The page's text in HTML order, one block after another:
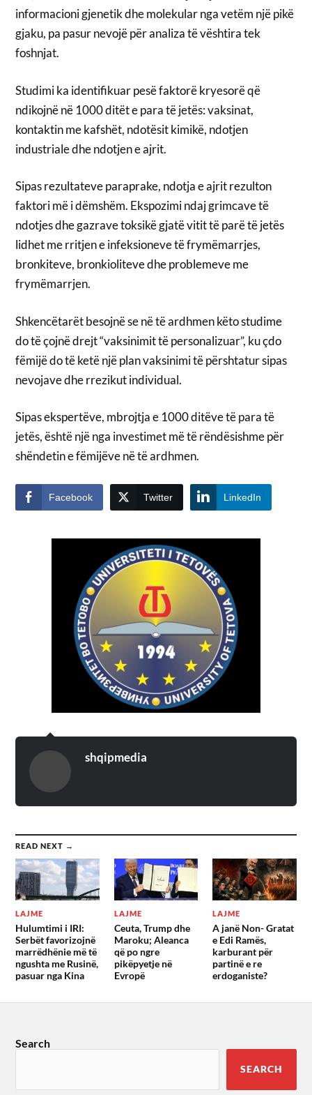
informacioni gjenetik dhe molekular nga vetëm një pikë
gjaku, pa pasur nevojë për analiza të vështira tek
foshnjat.
Studimi ka identifikuar pesë faktorë kryesorë që
ndikojnë në 1000 ditët e para të jetës: vaksinat,
kontaktin me kafshët, ndotësit kimikë, ndotjen
industriale dhe ndotjen e ajrit.
Sipas rezultateve paraprake, ndotja e ajrit rezulton
faktori më i dëmshëm. Ekspozimi ndaj grimcave të
ndotjes dhe gazrave toksikë gjatë vitit të parë të jetës
lidhet me rritjen e infeksioneve të frymëmarrjes,
bronkiteve, bronkioliteve dhe problemeve me
frymëmarrjen.
Shkencëtarët besojnë se në të ardhmen këto studime
do të çojnë drejt “vaksinimit të personalizuar”, ku çdo
fëmijë do të ketë një plan vaksinimi të përshtatur sipas
nevojave dhe rrezikut individual.
Sipas ekspertëve, mbrojtja e 1000 ditëve të para të
jetës, është një nga investimet më të rëndësishme për
shëndetin e fëmijëve në të ardhmen.
Facebook Twitter LinkedIn
shqipmedia
READ NEXT →
LAJME
Hulumtimi i IRI:
Serbët favorizojnë
marrëdhënie më të
ngushta me Rusinë,
pasuar nga Kina
LAJME
Ceuta, Trump dhe
Maroku; Aleanca
që po ngre
pikëpyetje në
Evropë
LAJME
A janë Non- Gratat
e Edi Ramës,
karburant për
partinë e re
erdoganiste?
Search
SEARCH